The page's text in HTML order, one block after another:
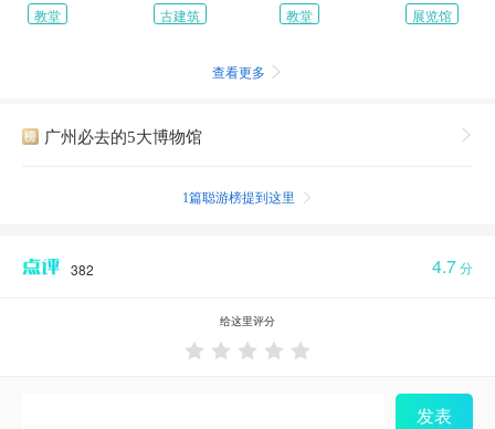
教堂 古建筑 教堂 展览馆
查看更多 
广州必去的5大博物馆 
1篇聪游榜提到这里 
382 4.7分
给这里评分
    
发表